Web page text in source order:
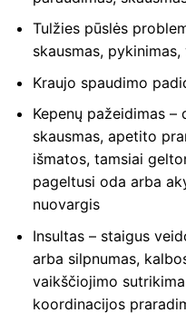
Tulžies pūslės
skausmas,
Kraujo spaudimo
Kepenų pažeidimas
skausmas, apetito
išmatos, tamsiai
pageltusi oda arba
nuovargis
Insultas – staigus
arba silpnumas,
vaikščiojimo
koordinacijos